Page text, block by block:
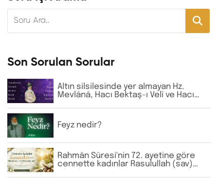
Son Sorulan Sorular
Altın silsilesinde yer almayan Hz.
Mevlânâ, Hacı Bektaş-ı Velî ve Hacı
ve Fâtiha okunmaktadır?
Feyz nedir?
Rahmân Sûresi'nin 72. ayetine göre
cennette kadınlar Rasulullah (sav)